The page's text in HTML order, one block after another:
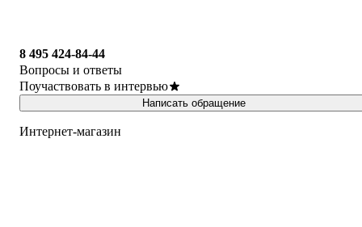
8 495 424-84-44
Вопросы и ответы
Поучаствовать в интервью
Написать обращение
Интернет-магазин